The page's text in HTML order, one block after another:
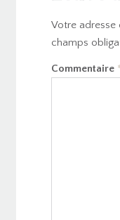
Votre adresse
champs
Commentaire